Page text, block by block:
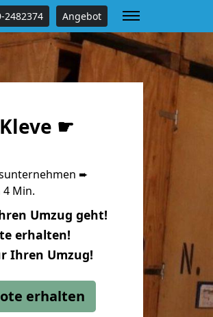
2482374 Angebot
☛
➨
4 Min.
Umzug geht!
erhalten!
Ihren Umzug!
erhalten